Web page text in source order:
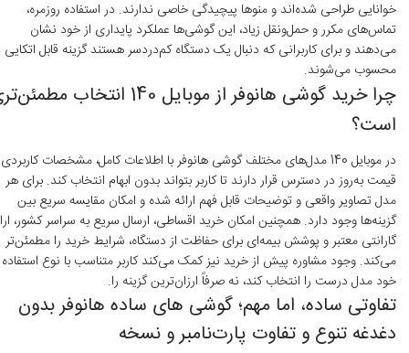
خوانایی طراحی شده‌اند و منوها پیچیدگی خاصی ندارند. در استفاده روزمره،
تماس‌های مکرر و حمل‌ونقل زیاد، این گوشی‌ها عملکرد پایداری از خود نشان
می‌دهند و برای کاربرانی که دنبال یک دستگاه کم‌دردسر هستند گزینه قابل اتکایی
محسوب می‌شوند.
چرا خرید گوشی هانوفر از موبایل 140 انتخاب
است؟
در موبایل 140 مدل‌های مختلف گوشی هانوفر با اطلاعات کامل، مشخصات
قیمت به‌روز در دسترس قرار دارند تا کاربر بتواند بدون ابهام انتخاب کند. برای هر
مدل تصاویر واقعی و توضیحات قابل فهم ارائه شده و امکان مقایسه سریع بین
گزینه‌ها وجود دارد. همچنین امکان خرید اقساطی، ارسال سریع به سراسر کشور،
گارانتی معتبر و پوشش بیمه‌ای برای حفاظت از دستگاه، شرایط خرید را مطمئن‌تر
می‌کند. وجود مشاوره پیش از خرید نیز کمک می‌کند کاربر متناسب با نوع استفاده
خود مدل درست را انتخاب کند، نه صرفاً ارزان‌ترین گزینه را.
تفاوتی ساده، اما مهم؛ گوشی های ساده هانوفر بدون
دغدغه تنوع و تفاوت پارت‌نامبر و نسخه